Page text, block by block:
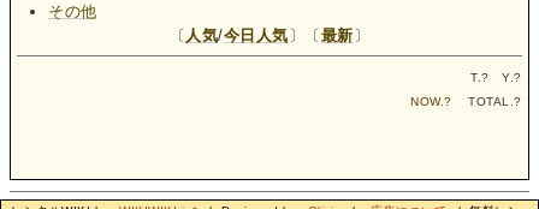
その他
〔 人気/今日人気 〕〔 最新 〕
T.? Y.?
NOW.? TOTAL.?